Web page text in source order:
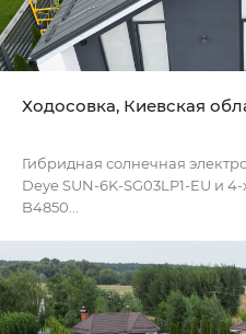
Ходосовка, Киевская
Гибридная солнечная
Deye SUN-6K-SG03LP1-EU и
B4850...